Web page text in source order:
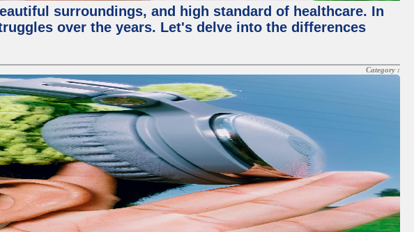
surroundings, and high standard of healthcare. In
over the years. Let's delve into the differences
Category :